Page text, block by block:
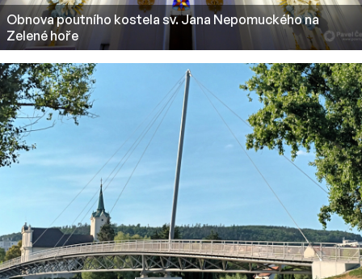
Obnova poutního kostela sv. Jana Nepomuckého na
Zelené hoře